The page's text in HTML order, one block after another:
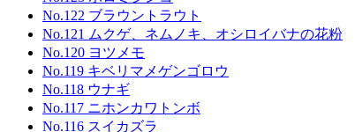
No.122 ブラウントラウト
No.121 ムクゲ、ネムノキ、オシロイバナの花粉
No.120 ヨツメモ
No.119 キベリマメゲンゴロウ
No.118 ウナギ
No.117 ニホンカワトンボ
No.116 スイカズラ